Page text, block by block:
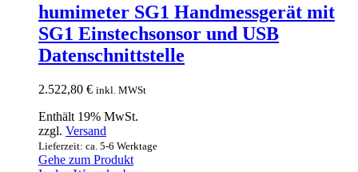
humimeter SG1 Handmessgerät mit
SG1 Einstechsonsor und USB
Datenschnittstelle
2.522,80 € inkl. MWSt
Enthält 19% MwSt.
zzgl. Versand
Lieferzeit: ca. 5-6 Werktage
Gehe zum Produkt